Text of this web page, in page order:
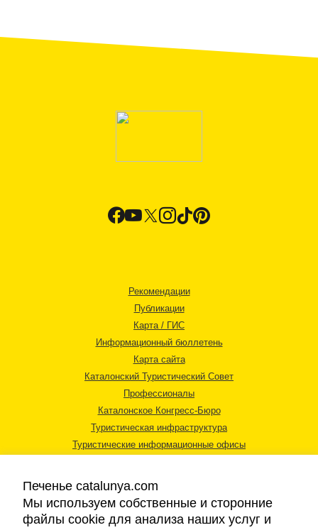
Рекомендации
Публикации
Карта / ГИС
Информационный бюллетень
Карта сайта
Каталонский Туристический Совет
Профессионалы
Каталонское Конгресс-Бюро
Туристическая инфраструктура
Туристические информационные офисы
Печенье catalunya.com
Мы используем собственные и сторонние
файлы cookie для анализа наших услуг и